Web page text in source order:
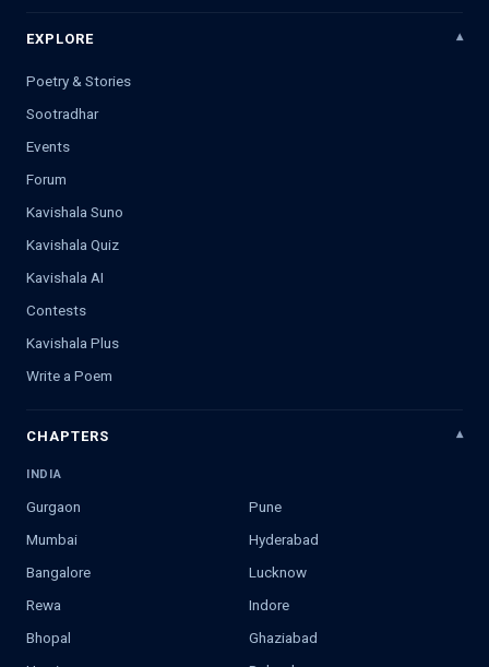
EXPLORE
Poetry & Stories
Sootradhar
Events
Forum
Kavishala Suno
Kavishala Quiz
Kavishala AI
Contests
Kavishala Plus
Write a Poem
CHAPTERS
INDIA
Gurgaon
Pune
Mumbai
Hyderabad
Bangalore
Lucknow
Rewa
Indore
Bhopal
Ghaziabad